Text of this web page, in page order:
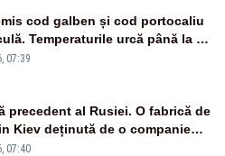
cod galben și cod portocaliu
Temperaturile urcă până la 38
iar nopțile devin tropicale
07:39
precedent al Rusiei. O fabrică de
Kiev deținută de o companie
distrusă de o rachetă
07:40